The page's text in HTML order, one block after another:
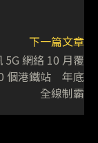
下一篇文章
5G 網絡 10 月覆
個港鐵站 年底
全線制霸